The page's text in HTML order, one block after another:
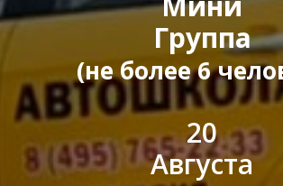
Группа
(не более 6
20
Августа